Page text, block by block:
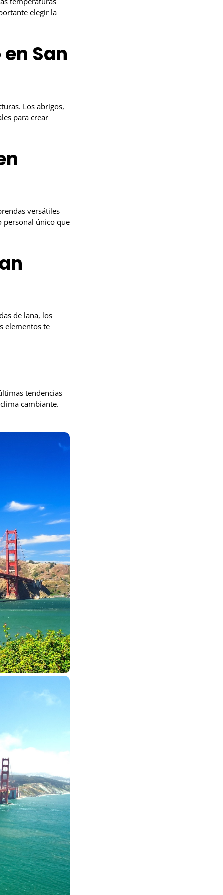
elegir la
San
Los abrigos,
para crear
versátiles
personal único que
de lana, los
elementos te
tendencias
cambiante.